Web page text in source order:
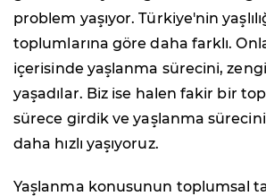
problem yaşıyor. Türkiye'nin
toplumlarına göre daha farklı.
içerisinde yaşlanma sürecini,
yaşadılar. Biz ise halen fakir bir
sürece girdik ve yaşlanma
daha hızlı yaşıyoruz.
Yaşlanma konusunun toplumsal